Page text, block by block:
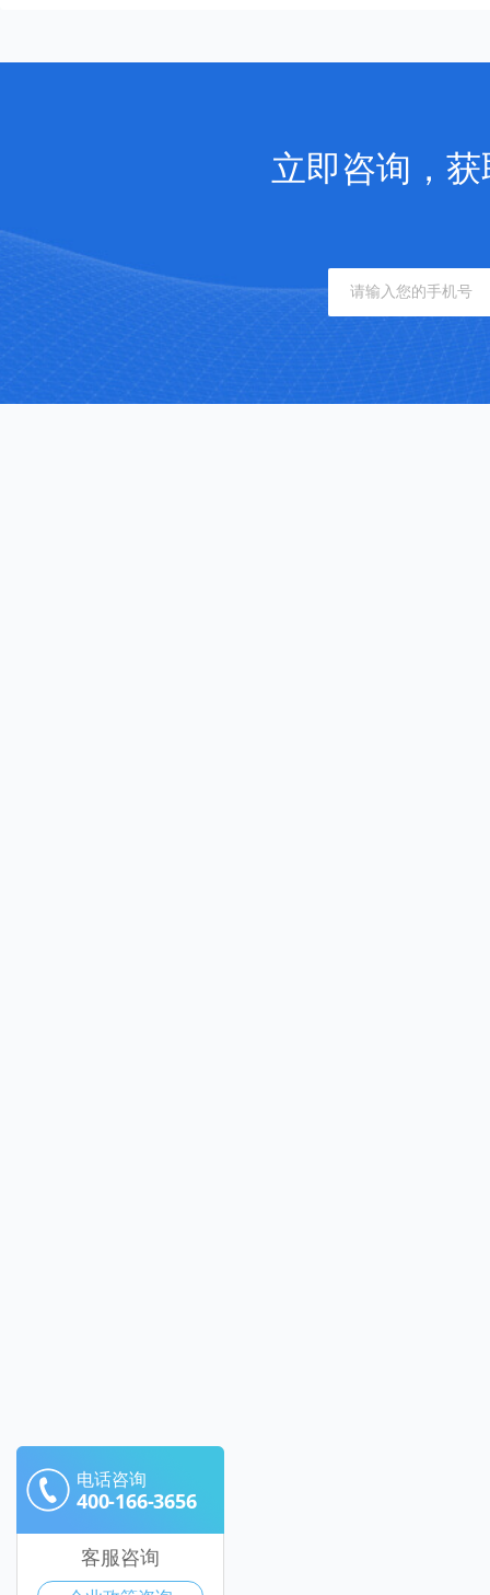
电话咨询
400-166-3656
客服咨询
立即咨询，